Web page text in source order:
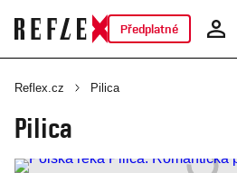
Předplatné
Reflex.cz Pilica
Pilica